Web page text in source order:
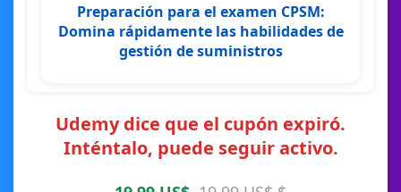
Preparación para el examen CPSM:
Domina rápidamente las habilidades de
gestión de suministros
Udemy dice que el cupón expiró.
Inténtalo, puede seguir activo.